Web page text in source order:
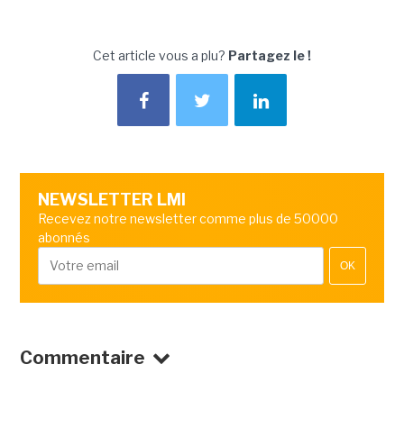
Cet article vous a plu? Partagez le !
NEWSLETTER LMI
Recevez notre newsletter comme plus de 50000
abonnés
OK
Commentaire